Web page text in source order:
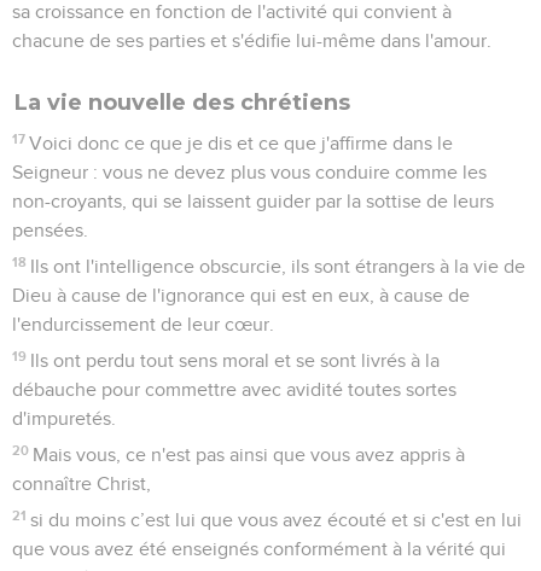
sa croissance en fonction de l'activité qui convient à
chacune de ses parties et s'édifie lui-même dans l'amour.
La vie nouvelle des chrétiens
17 Voici donc ce que je dis et ce que j'affirme dans le
Seigneur : vous ne devez plus vous conduire comme les
non-croyants, qui se laissent guider par la sottise de leurs
pensées.
18 Ils ont l'intelligence obscurcie, ils sont étrangers à la vie de
Dieu à cause de l'ignorance qui est en eux, à cause de
l'endurcissement de leur cœur.
19 Ils ont perdu tout sens moral et se sont livrés à la
débauche pour commettre avec avidité toutes sortes
d'impuretés.
20 Mais vous, ce n'est pas ainsi que vous avez appris à
connaître Christ,
21 si du moins c’est lui que vous avez écouté et si c'est en lui
que vous avez été enseignés conformément à la vérité qui